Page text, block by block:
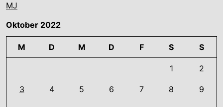
MJ
Oktober 2022
M D M D F S S
1 2
3 4 5 6 7 8 9